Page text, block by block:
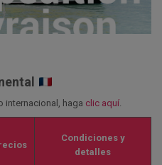
internacional, haga clic aquí
Condiciones y
detalles